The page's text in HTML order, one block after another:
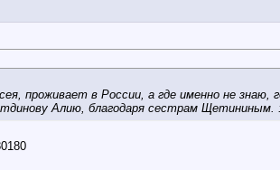
проживает в России, а где именно не
Алию, благодаря сестрам Щетининым.